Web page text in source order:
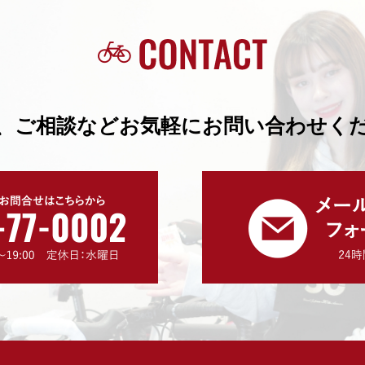
ご相談などお気軽にお問い合わせく